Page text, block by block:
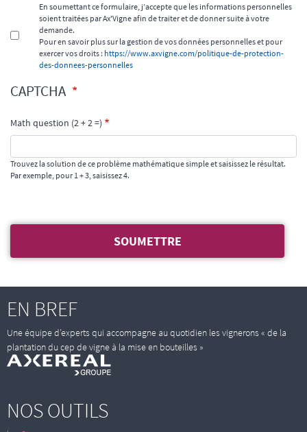
En soumettant ce formulaire, j’accepte que les informations personnelles
soient traitées par Ax'Vigne afin de traiter et de donner suite à votre
demande.
Pour en savoir plus sur la gestion de vos données personnelles et pour
exercer vos droits : https://www.axvigne.com/politique-de-protection-
des-donnees-personnelles
CAPTCHA
Math question (2 + 2 =)
Trouvez la solution de ce problème mathématique simple et saisissez le résultat.
Par exemple, pour 1 + 3, saisissez 4.
EN BREF
Une équipe d’experts qui accompagne au quotidien les vignerons « de la
plantation du cep de vigne à la mise en bouteilles »
NOS OUTILS